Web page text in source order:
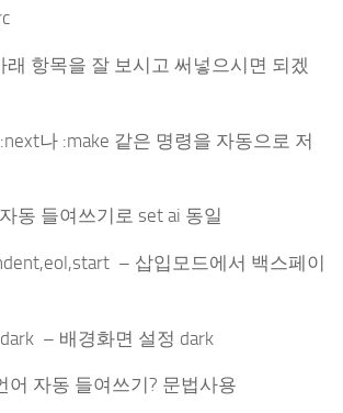
래 항목을 잘 보시고 써넣으시면 되겠
나 :make 같은 명령을 자동으로 저
동 들여쓰기로 set ai 동일
– 삽입모드에서 백스페이
– 배경화면 설정 dark
어 자동 들여쓰기? 문법사용